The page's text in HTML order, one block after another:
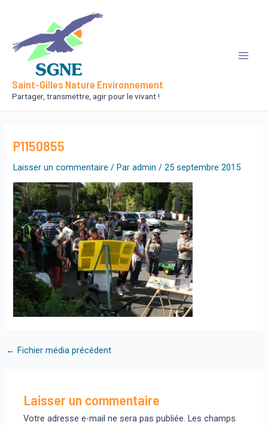
contenu
Saint-Gilles Nature Environnement
Partager, transmettre, agir pour le vivant !
P1150855
Laisser un commentaire / Paradmin/25 septembre 2015
Navigation
← Fichier média précédent
Laisser un commentaire
Votre adresse e-mail ne sera pas publiée. Les champs